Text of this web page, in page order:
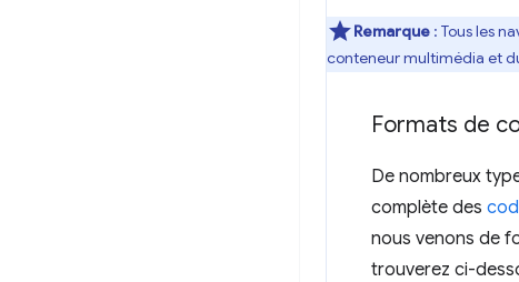
Remarque : Tous les
conteneur multimédia et
Formats de
De nombreux
complète des
nous venons de
trouverez ci-